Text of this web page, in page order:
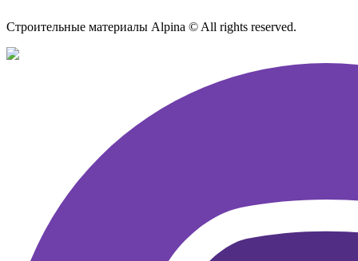
Строительные материалы Alpina © All rights reserved.